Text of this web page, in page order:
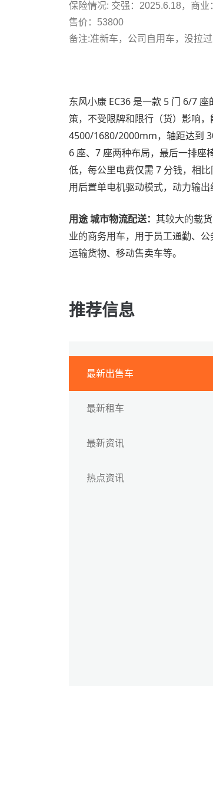
保险情况: 交强：2025.6.18，商业
售价：53800
备注:准新车，公司自用车，没拉
东风小康 EC36 是一款 5 门 6/7
策，不受限牌和限行（货）影响
4500/1680/2000mm，轴距达到
6 座、7 座两种布局，最后一排座
低，每公里电费仅需 7 分钱，相
用后置单电机驱动模式，动力输
用途 城市物流配送： 其较大的载
业的商务用车，用于员工通勤、
运输货物、移动售卖车等。
推荐信息
最新出售车
最新租车
最新资讯
热点资讯